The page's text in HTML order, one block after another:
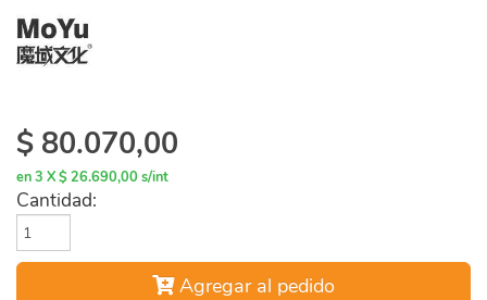
$ 80.070,00
en 3 X $ 26.690,00 s/int
Cantidad:
Agregar al pedido